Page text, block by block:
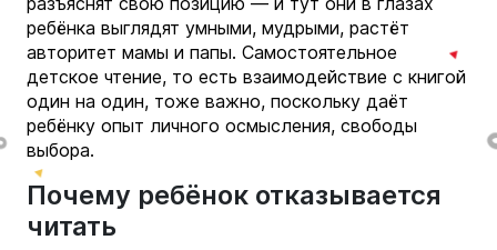
ребёнка выглядят умными, мудрыми, растёт
авторитет мамы и папы. Самостоятельное
детское чтение, то есть взаимодействие с книгой
один на один, тоже важно, поскольку даёт
ребёнку опыт личного осмысления, свободы
выбора.
Почему ребёнок отказывается
читать